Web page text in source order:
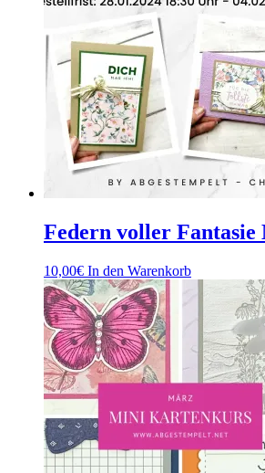
Federn voller
10,00€ In den Warenkorb